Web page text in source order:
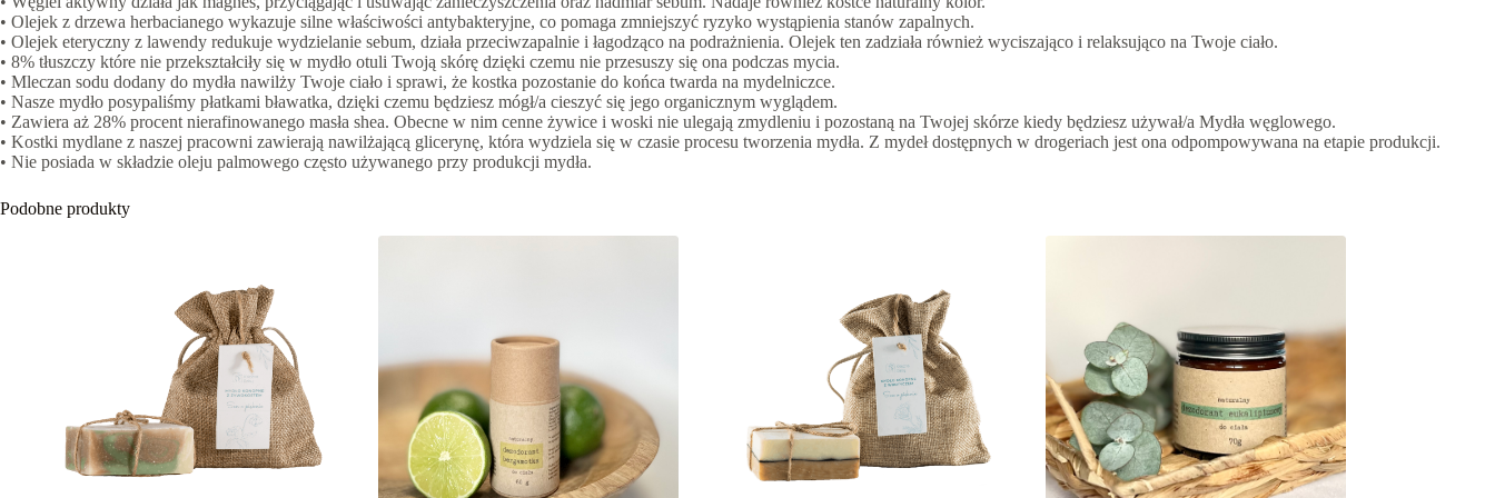
• Olejek z drzewa herbacianego wykazuje silne właściwości antybakteryjne, co pomaga zmniejszyć ryzyko wystąpienia stanów zapalnych.
• Olejek eteryczny z lawendy redukuje wydzielanie sebum, działa przeciwzapalnie i łagodząco na podrażnienia. Olejek ten zadziała również wyciszająco i relaksująco na Twoje ciało.
• 8% tłuszczy które nie przekształciły się w mydło otuli Twoją skórę dzięki czemu nie przesuszy się ona podczas mycia.
• Mleczan sodu dodany do mydła nawilży Twoje ciało i sprawi, że kostka pozostanie do końca twarda na mydelniczce.
• Nasze mydło posypaliśmy płatkami bławatka, dzięki czemu będziesz mógł/a cieszyć się jego organicznym wyglądem.
• Zawiera aż 28% procent nierafinowanego masła shea. Obecne w nim cenne żywice i woski nie ulegają zmydleniu i pozostaną na Twojej skórze kiedy będziesz używał/a Mydła węglowego.
• Kostki mydlane z naszej pracowni zawierają nawilżającą glicerynę, która wydziela się w czasie procesu tworzenia mydła. Z mydeł dostępnych w drogeriach jest ona odpompowywana na etapie produkcji.
• Nie posiada w składzie oleju palmowego często używanego przy produkcji mydła.
Podobne produkty